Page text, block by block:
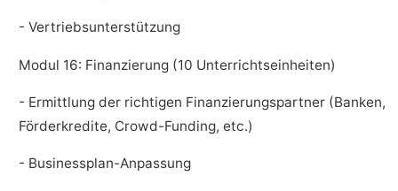
- Vertriebsunterstützung
Modul 16: Finanzierung (10 Unterrichtseinheiten)
- Ermittlung der richtigen Finanzierungspartner (Banken,
Förderkredite, Crowd-Funding, etc.)
- Businessplan-Anpassung